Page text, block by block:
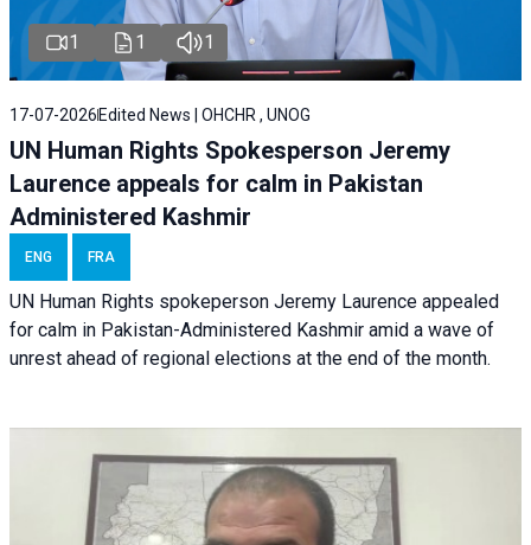
1 1 1
17-07-2026 Edited News | OHCHR , UNOG
UN Human Rights Spokesperson Jeremy
Laurence appeals for calm in Pakistan
Administered Kashmir
ENG FRA
UN Human Rights spokeperson Jeremy Laurence appealed
for calm in Pakistan-Administered Kashmir amid a wave of
unrest ahead of regional elections at the end of the month.